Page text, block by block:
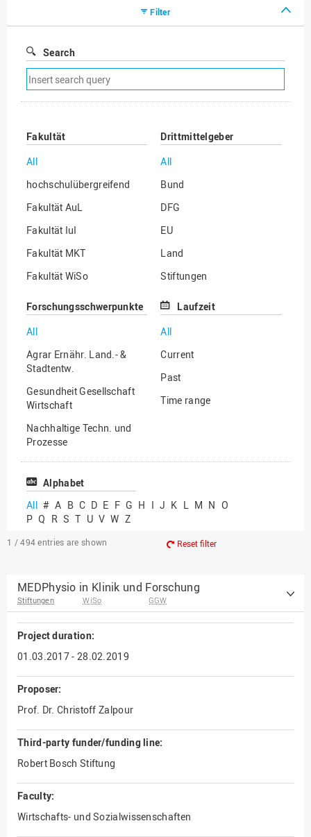
Filter
Search
Remove
search
filter
Fakultät
All
hochschulübergreifend
Fakultät AuL
Fakultät IuI
Fakultät MKT
Fakultät WiSo
Drittmittelgeber
All
Bund
DFG
EU
Land
Stiftungen
Sonstige
Forschungsschwerpunkte
All
Agrar Ernähr. Land.- &
Stadtentw.
Gesundheit Gesellschaft
Wirtschaft
Nachhaltige Techn. und
Prozesse
Vielfältiges Forschen
Laufzeit
All
Current
Past
Time range
Alphabet
All # A B C D E F G H I J K L M N O
P Q R S T U V W Z
1 / 494 entries are shown Reset filter
MEDPhysio in Klinik und Forschung
Stiftungen WiSo GGW
Project duration:
01.03.2017 - 28.02.2019
Proposer:
Prof. Dr. Christoff Zalpour
Third-party funder/funding line:
Robert Bosch Stiftung
Faculty:
Wirtschafts- und Sozialwissenschaften